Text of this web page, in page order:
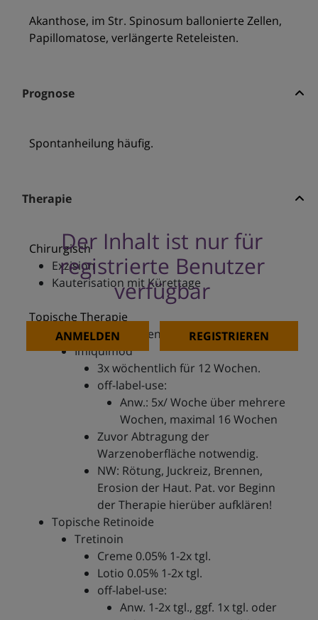
Akanthose, im Str. Spinosum ballonierte Zellen,
Papillomatose, verlängerte Reteleisten.
Prognose
Spontanheilung häufig.
Therapie
Der Inhalt ist nur für
registrierte Benutzer
verfügbar
ANMELDEN REGISTRIEREN
Chirurgisch
Exzision
Kauterisation mit Kürettage
Topische Therapie
Immunmodulatoren
Imiquimod
3x wöchentlich für 12 Wochen.
off-label-use:
Anw.: 5x/ Woche über mehrere
Wochen, maximal 16 Wochen
Zuvor Abtragung der
Warzenoberfläche notwendig.
NW: Rötung, Juckreiz, Brennen,
Erosion der Haut. Pat. vor Beginn
der Therapie hierüber aufklären!
Topische Retinoide
Tretinoin
Creme 0.05% 1-2x tgl.
Lotio 0.05% 1-2x tgl.
off-label-use:
Anw. 1-2x tgl., ggf. 1x tgl. oder